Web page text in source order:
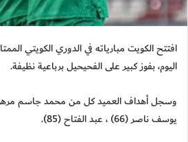
افتتح الكويت مبارياته في الدوري الكويتي
اليوم، بفوز كبير على الفحيحيل برباعية نظيفة.
يوسف ناصر ‎ (66)، عبد الفتاح (85).